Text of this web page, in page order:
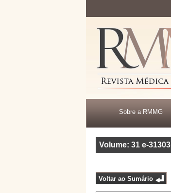
Sobre a RMMG
Volume: 31 e-31303
Voltar ao Sumário